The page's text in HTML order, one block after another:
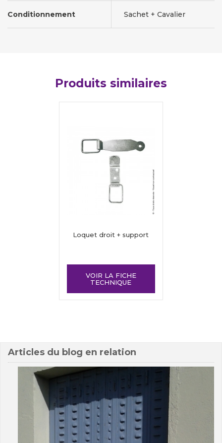
Conditionnement Sachet + Cavalier
Produits similaires
Loquet droit + support
VOIR LA FICHE
TECHNIQUE
Articles du blog en relation